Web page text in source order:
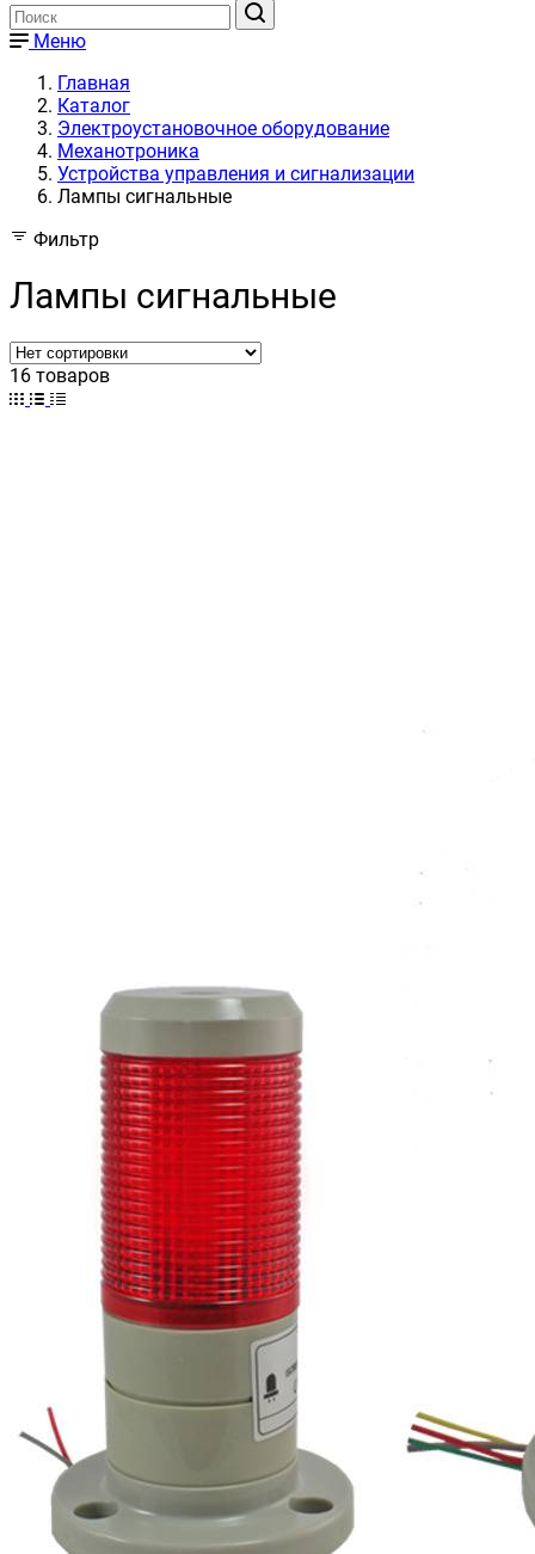
Меню
Главная
Каталог
Электроустановочное оборудование
Механотроника
Устройства управления и сигнализации
Лампы сигнальные
Фильтр
Лампы сигнальные
16 товаров